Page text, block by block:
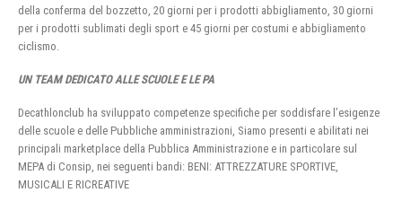
della conferma del bozzetto, 20 giorni per i prodotti abbigliamento, 30 giorni
per i prodotti sublimati degli sport e 45 giorni per costumi e abbigliamento
ciclismo.
UN TEAM DEDICATO ALLE SCUOLE E LE PA
Decathlonclub ha sviluppato competenze specifiche per soddisfare l’esigenze
delle scuole e delle Pubbliche amministrazioni, Siamo presenti e abilitati nei
principali marketplace della Pubblica Amministrazione e in particolare sul
MEPA di Consip, nei seguenti bandi: BENI: ATTREZZATURE SPORTIVE,
MUSICALI E RICREATIVE